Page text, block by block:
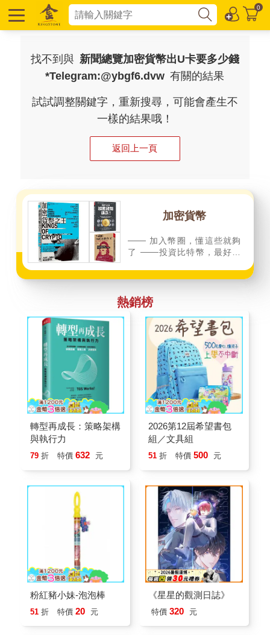
0
找不到與 新聞總覽加密貨幣出U卡要多少錢
*Telegram:@ybgf6.dvw 有關的結果
試試調整關鍵字，重新搜尋，可能會產生不
一樣的結果哦！
返回上一頁
加密貨幣
─── 加入幣圈，懂這些就夠
了 ───投資比特幣，最好的
熱銷榜
轉型再成長：策略架構
與執行力
79 折 特價 632 元
2026第12屆希望書包
組／文具組
51 折 特價 500 元
粉紅豬小妹-泡泡棒
51 折 特價 20 元
《星星的觀測日誌》
特價 320 元